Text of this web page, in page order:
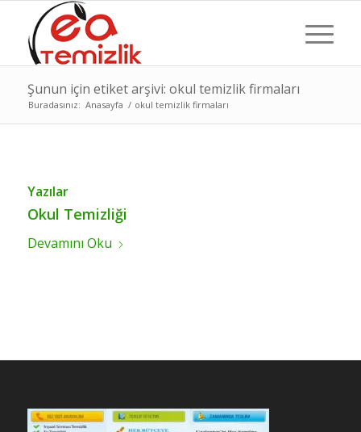
Şunun için etiket arşivi: okul temizlik firmaları
Buradasınız: Anasayfa / okul temizlik firmaları
Yazılar
Okul Temizliği
Devamını Oku